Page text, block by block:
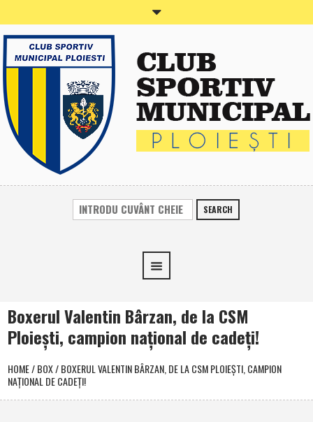
SEARCH
Boxerul Valentin Bârzan, de la CSM
Ploieşti, campion naţional de cadeţi!
HOME/BOX/BOXERUL VALENTIN BÂRZAN, DE LA CSM PLOIEŞTI, CAMPION
NAŢIONAL DE CADEŢI!